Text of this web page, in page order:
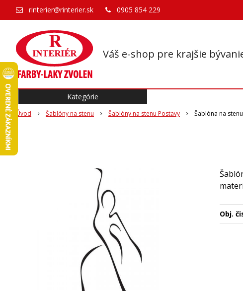
Váš e-shop pre krajšie
rinterier@rinterier.sk 0905 854 229
Úvod Šablóny na stenu Šablóny na stenu Postavy Šablóna na stenu
Obj.
Kategórie